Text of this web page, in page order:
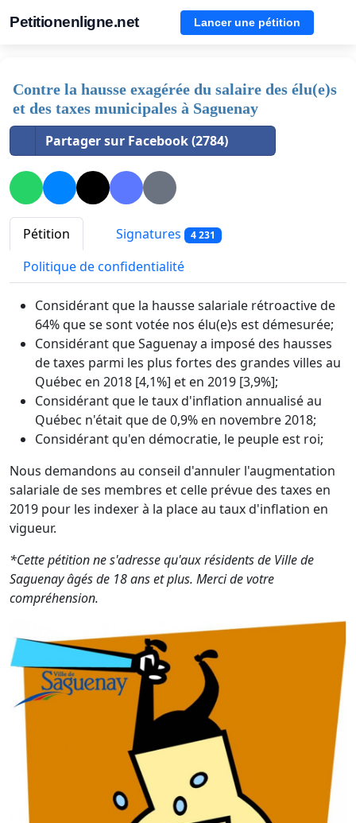
Petitionenligne.net Lancer une pétition
Contre la hausse exagérée du salaire des élu(e)s
et des taxes municipales à Saguenay
Partager sur Facebook (2784)
Pétition Signatures 4 231
Politique de confidentialité
Considérant que la hausse salariale rétroactive de
64% que se sont votée nos élu(e)s est démesurée;
Considérant que Saguenay a imposé des hausses
de taxes parmi les plus fortes des grandes villes au
Québec en 2018 [4,1%] et en 2019 [3,9%];
Considérant que le taux d'inflation annualisé au
Québec n'était que de 0,9% en novembre 2018;
Considérant qu'en démocratie, le peuple est roi;
Nous demandons au conseil d'annuler l'augmentation
salariale de ses membres et celle prévue des taxes en
2019 pour les indexer à la place au taux d'inflation en
vigueur.
*Cette pétition ne s'adresse qu'aux résidents de Ville de
Saguenay âgés de 18 ans et plus. Merci de votre
compréhension.